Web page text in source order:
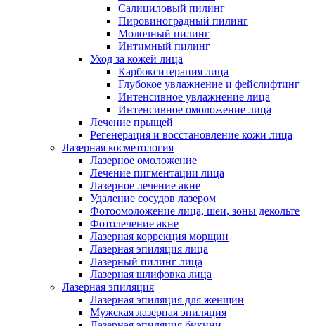
Салициловый пилинг
Пировиноградный пилинг
Молочный пилинг
Интимный пилинг
Уход за кожей лица
Карбокситерапия лица
Глубокое увлажнение и фейслифтинг
Интенсивное увлажнение лица
Интенсивное омоложение лица
Лечение прыщей
Регенерация и восстановление кожи лица
Лазерная косметология
Лазерное омоложение
Лечение пигментации лица
Лазерное лечение акне
Удаление сосудов лазером
Фотоомоложение лица, шеи, зоны декольте
Фотолечение акне
Лазерная коррекция морщин
Лазерная эпиляция лица
Лазерный пилинг лица
Лазерная шлифовка лица
Лазерная эпиляция
Лазерная эпиляция для женщин
Мужская лазерная эпиляция